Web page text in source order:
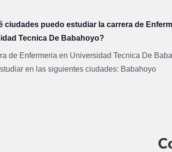
ciudades puedo estudiar la carrera de
Tecnica De Babahoyo?
de Enfermeria en Universidad Tecnica De
en las siguientes ciudades: Babahoyo